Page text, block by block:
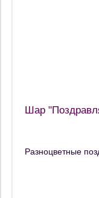
Шар
Разноцветные